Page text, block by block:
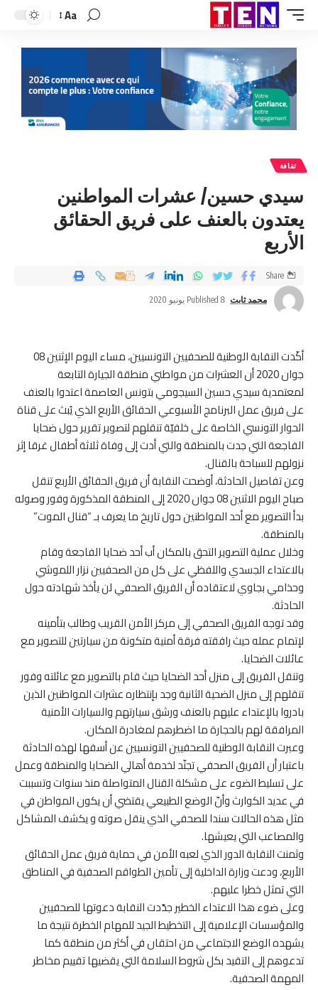
Aa
ثقافة
سيدي حسين/ عشرات المواطنين
يعتدون بالعنف على فريق الحقائق
الأربع
محمد ثابت Published 8 يونيو 2020
Share
أكّدت النقابة الوطنية للصحفيين التونسيين، مساء اليوم الإثنين 08
جوان 2020 أن العشرات من مواطني منطقة الجيارة التابعة
لمعتمدية سيدي حسين السيجومي بتونس العاصمة اعتدوا بالعنف
على فريق عمل البرنامج الأسبوعي الحقائق الأربع الذي يُبث على قناة
الحوار التونسي الخاصة على خلفيّة تنقلهم لتصوير تقرير حول ضحايا
الفاجعة التي جدت بالمنطقة والتي أدت إلى وفاة ثلاثة أطفال غرقا إثر
نزولهم للسباحة بالقنال.
وعن تفاصيل الحادثة، أوضحت النقابة أن فريق الحقائق الأربع تنقل
صباح اليوم الاثنين 08 جوان 2020 إلى المنطقة المذكورة وفور وصوله
بدأ التصوير مع أحد المواطنين حول تاريخ ما يعرف بـ “قنال الموت”
بالمنطقة.
وخلال عملية التصوير التحق بالمكان أب أحد ضحايا الفاجعة وقام
بالاعتداء الجسدي واللفظي على كل من الصحفيين نزار اللموشي
وحذامي بجاوي لاعتقاده أن الفريق الصحفي لن يأخذ شهادته حول
الحادثة.
وقد توجه الفريق الصحفي إلى مركز الأمن القريب وطالب بتأمينه
لإتمام عمله حيث رافقته فرقة أمنية متكونة من سيارتين للتصوير مع
عائلات الضحايا.
وتنقل الفريق إلى منزل أحد الضحايا حيث قام بالتصوير مع عائلته وفور
تنقلهم إلى منزل الضحية الثانية وجد بإنتظاره عشرات المواطنين الذين
بادروا بالإعتداء عليهم بالعنف ورشق سيارتهم والسيارات الأمنية
المرافقة لهم بالحجارة ما اضطرهم لمغادرة المكان.
وعبرت النقابة الوطنية للصحفيين التونسيين عن أسفها لهذه الحادثة
باعتبار أن الفريق الصحفي تجنّد لخدمة أهالي الضحايا والمنطقة وعمل
على تسليط الضوء على مشكلة القنال المتواصلة منذ سنوات وتسببت
في عديد الكوارث وأنّ الوضع الطبيعي يقتضي أن يكون المواطن في
مثل هذه الحالات سندا للصحفي الذي ينقل صوته و يكشف المشاكل
والمصاعب التي يعيشها.
وثمنت النقابة الدور الذي لعبه الأمن في حماية فريق عمل الحقائق
الأربع، ودعت وزارة الداخلية إلى تأمين الطواقم الصحفية في المناطق
التي تمثل خطرا عليهم.
وعلى ضوء هذا الاعتداء الخطير جدّدت النقابة دعوتها للصحفيين
والمؤسسات الإعلامية إلى التخطيط الجيد للمهام الخطرة نتيجة ما
يشهده الوضع الاجتماعي من احتقان في أكثر من منطقة كما
تدعوهم إلى التقيد بكل شروط السلامة التي يقضيها تقييم مخاطر
المهمة الصحفية.